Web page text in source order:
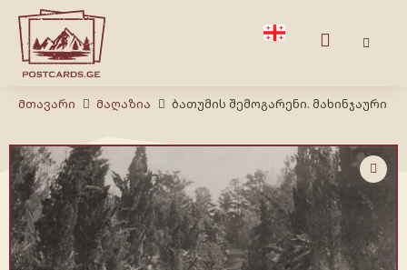
Მთავარი Მაღაზია ბათუმის შემოგარენი. მახინჯაური